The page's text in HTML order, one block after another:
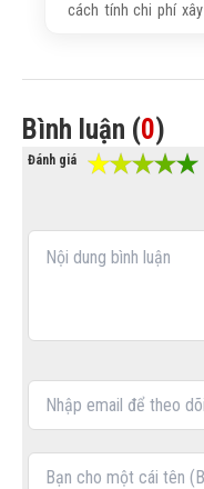
cách tính chi phí
Bình luận (0)
Đánh giá